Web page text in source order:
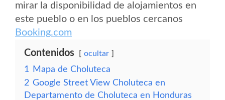
mirar la disponibilidad de alojamientos en
este pueblo o en los pueblos cercanos
Booking.com
Contenidos ocultar
1
Mapa de Choluteca
2 Google Street View Choluteca en
Departamento de Choluteca en Honduras